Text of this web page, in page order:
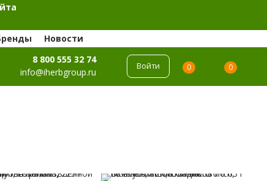
Новости
8 800 555 32 74
info@iherbgroup.ru
Войти 0 0